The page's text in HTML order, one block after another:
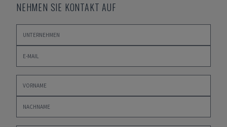
NEHMEN SIE KONTAKT AUF